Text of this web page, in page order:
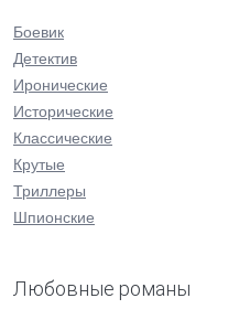
Боевик
Детектив
Иронические
Исторические
Классические
Крутые
Триллеры
Шпионские
Любовные романы